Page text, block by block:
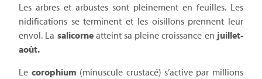
Les arbres et arbustes sont pleinement en feuilles. Les
nidifications se terminent et les oisillons prennent leur
envol. La salicorneatteint sa pleine croissance en juillet-
août.
Le corophium (minuscule crustacé) s’active par millions